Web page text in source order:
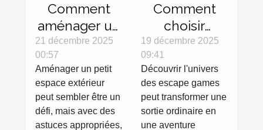
Comment
aménager un
petit espace
extérieur
efficacement
?
21 décembre 2025
00:57
Aménager un petit
espace extérieur
peut sembler être un
défi, mais avec des
astuces appropriées,
Comment
choisir
l'escape
game parfait
pour votre
prochaine
sortie ?
19 décembre 2025
09:41
Découvrir l'univers
des escape games
peut transformer une
sortie ordinaire en
une aventure